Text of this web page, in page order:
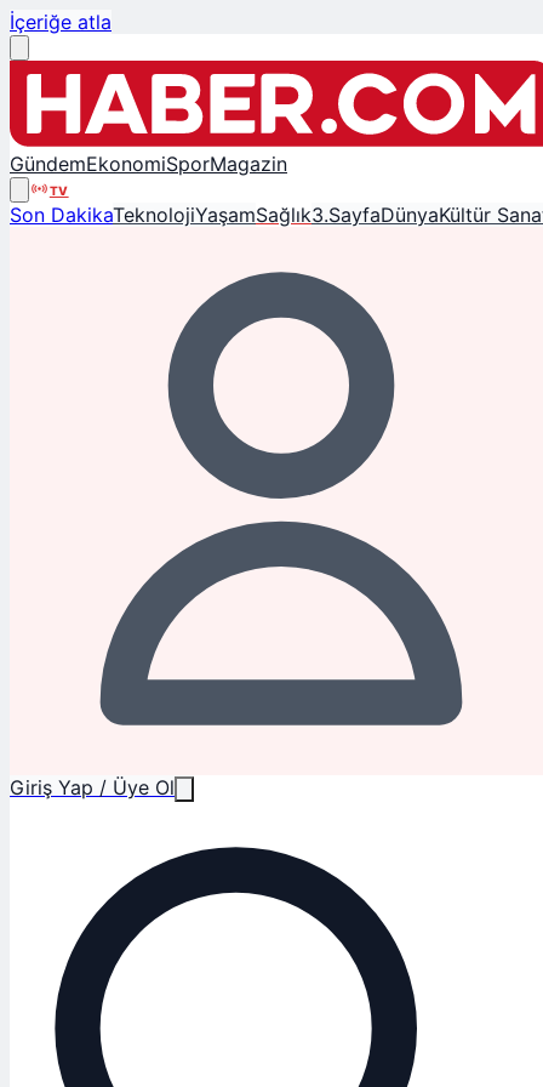
İçeriğe atla
GündemEkonomiSporMagazin
TV
Son DakikaTeknolojiYaşamSağlık3.SayfaDünyaKültür
Giriş Yap / Üye Ol